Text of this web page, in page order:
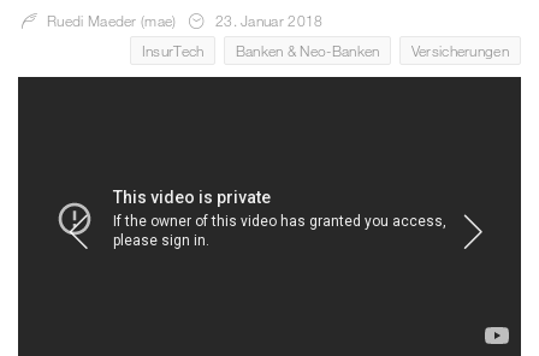
Ruedi Maeder (mae)
23. Januar 2018
InsurTech
Banken & Neo-Banken Versicherungen